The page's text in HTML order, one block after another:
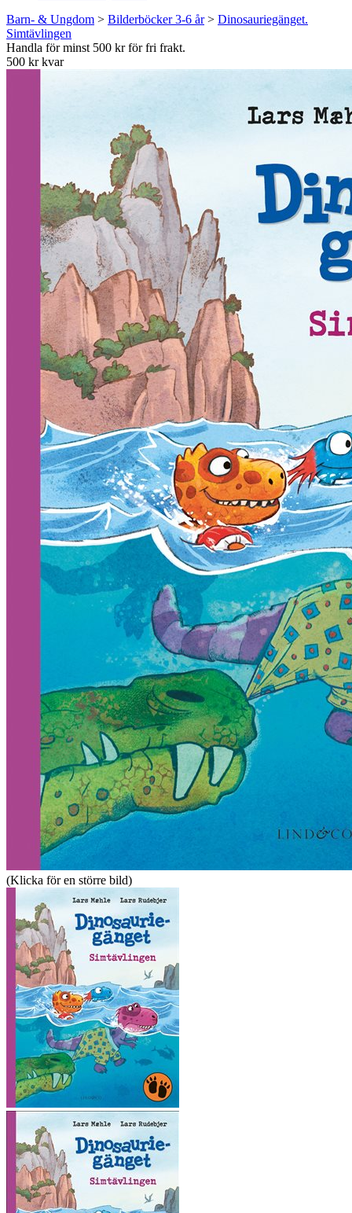
Barn- & Ungdom > Bilderböcker 3-6 år> Dinosauriegänget.
Simtävlingen
Handla för minst 500 kr för fri frakt.
500 kr kvar
(Klicka för en större bild)